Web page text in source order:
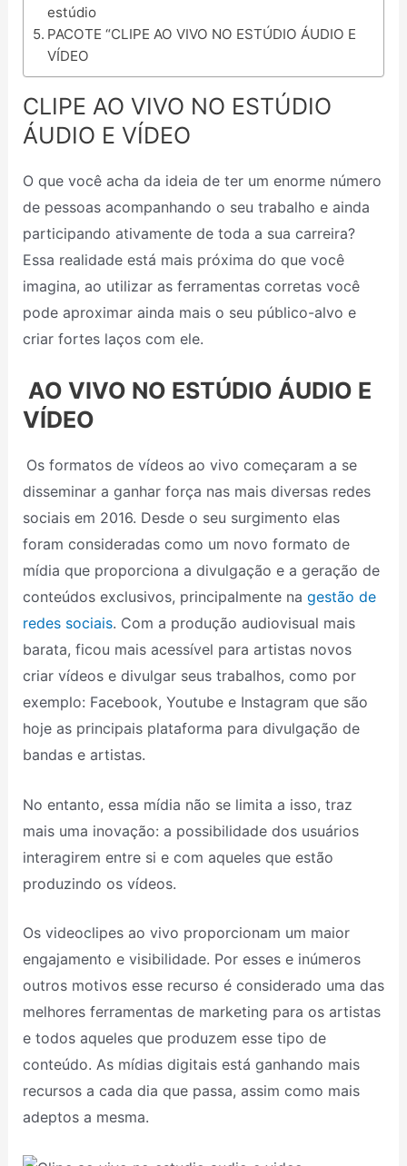
estúdio
PACOTE “CLIPE AO VIVO NO ESTÚDIO ÁUDIO E
VÍDEO
CLIPE AO VIVO NO ESTÚDIO
ÁUDIO E VÍDEO
O que você acha da ideia de ter um enorme número
de pessoas acompanhando o seu trabalho e ainda
participando ativamente de toda a sua carreira?
Essa realidade está mais próxima do que você
imagina, ao utilizar as ferramentas corretas você
pode aproximar ainda mais o seu público-alvo e
criar fortes laços com ele.
AO VIVO NO ESTÚDIO ÁUDIO E
VÍDEO
Os formatos de vídeos ao vivo começaram a se
disseminar a ganhar força nas mais diversas redes
sociais em 2016. Desde o seu surgimento elas
foram consideradas como um novo formato de
mídia que proporciona a divulgação e a geração de
conteúdos exclusivos, principalmente na gestão de
redes sociais. Com a produção audiovisual mais
barata, ficou mais acessível para artistas novos
criar vídeos e divulgar seus trabalhos, como por
exemplo: Facebook, Youtube e Instagram que são
hoje as principais plataforma para divulgação de
bandas e artistas.
No entanto, essa mídia não se limita a isso, traz
mais uma inovação: a possibilidade dos usuários
interagirem entre si e com aqueles que estão
produzindo os vídeos.
Os videoclipes ao vivo proporcionam um maior
engajamento e visibilidade. Por esses e inúmeros
outros motivos esse recurso é considerado uma das
melhores ferramentas de marketing para os artistas
e todos aqueles que produzem esse tipo de
conteúdo. As mídias digitais está ganhando mais
recursos a cada dia que passa, assim como mais
adeptos a mesma.